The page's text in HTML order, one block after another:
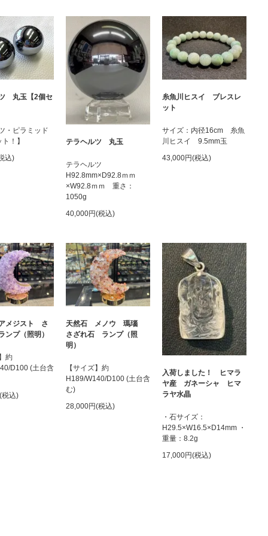
丸玉【2個セ
・ピラミッド
！】
込)
テラヘルツ 丸玉
テラヘルツ
H92.8mm×D92.8ｍｍ
×W92.8ｍｍ 重さ：
1050g
40,000円(税込)
糸魚川ヒスイ ブレスレ
ット
サイズ：内径16cm 糸魚
川ヒスイ 9.5mm玉
43,000円(税込)
メジスト さ
プ（照明）
約
D100 (土台含
税込)
天然石 メノウ 瑪瑙
さざれ石 ランプ（照
明）
【サイズ】約
H189/W140/D100 (土台含
む)
28,000円(税込)
入荷しました！ ヒマラ
ヤ産 ガネーシャ ヒマ
ラヤ水晶
・石サイズ：
H29.5×W16.5×D14mm ・
重量：8.2g
17,000円(税込)